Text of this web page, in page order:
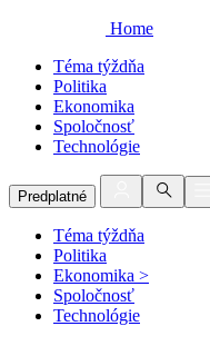
Home
Téma týždňa
Politika
Ekonomika
Spoločnosť
Technológie
Predplatné
Téma týždňa
Politika
Ekonomika >
Spoločnosť
Technológie